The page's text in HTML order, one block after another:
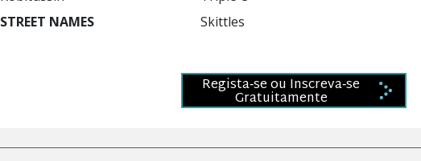
STREET NAMES
Regista‑se ou Inscreva‑se
Gratuitamente